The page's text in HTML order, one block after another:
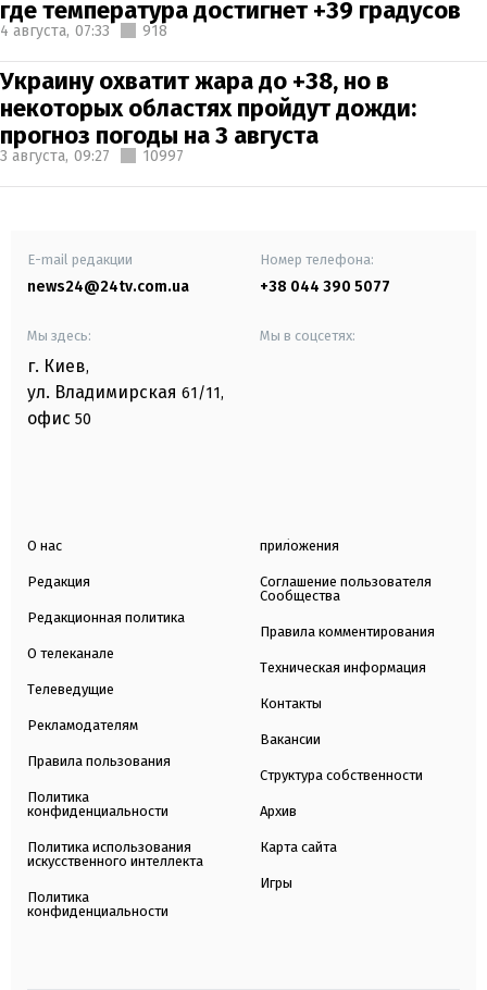
где температура достигнет +39 градусов
4 августа, 07:33 918
Украину охватит жара до +38, но в
некоторых областях пройдут дожди:
прогноз погоды на 3 августа
3 августа, 09:27 10997
E-mail редакции
news24@24tv.com.ua
Номер телефона:
+38 044 390 5077
Мы здесь:
г. Киев,
ул. Владимирская 61/11,
офис 50
Мы в соцсетях:
О нас
Редакция
Редакционная политика
О телеканале
Телеведущие
Рекламодателям
Правила пользования
Политика
конфиденциальности
Политика использования
искусственного интеллекта
Политика
конфиденциальности
приложения
Соглашение пользователя
Сообщества
Правила комментирования
Техническая информация
Контакты
Вакансии
Структура собственности
Архив
Карта сайта
Игры